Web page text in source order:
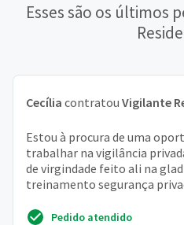
Esses são os últimos
Cecília contratou Vigilante
Estou à procura de uma
trabalhar na vigilância
de virgindade feito ali na
treinamento segurança
Pedido atendido